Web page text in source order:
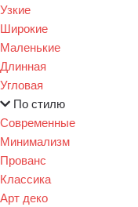
Узкие
Широкие
Маленькие
Длинная
Угловая
По стилю
Современные
Минимализм
Прованс
Классика
Арт деко